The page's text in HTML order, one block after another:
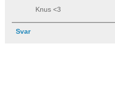
Knus <3
Svar